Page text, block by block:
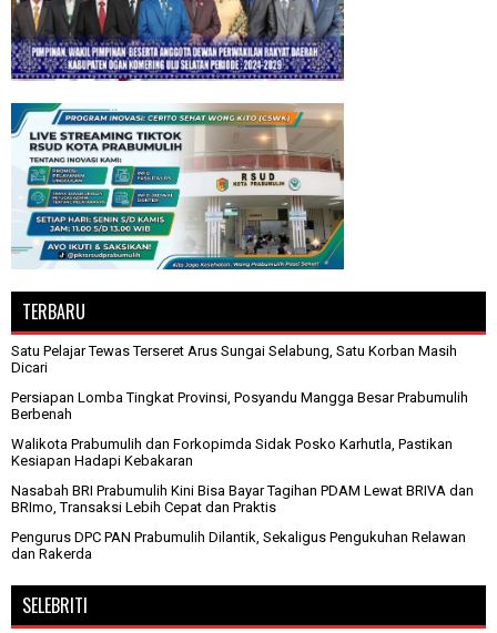
TERBARU
Satu Pelajar Tewas Terseret Arus Sungai Selabung, Satu Korban Masih
Dicari
Persiapan Lomba Tingkat Provinsi, Posyandu Mangga Besar Prabumulih
Berbenah
Walikota Prabumulih dan Forkopimda Sidak Posko Karhutla, Pastikan
Kesiapan Hadapi Kebakaran
Nasabah BRI Prabumulih Kini Bisa Bayar Tagihan PDAM Lewat BRIVA dan
BRImo, Transaksi Lebih Cepat dan Praktis
Pengurus DPC PAN Prabumulih Dilantik, Sekaligus Pengukuhan Relawan
dan Rakerda
SELEBRITI